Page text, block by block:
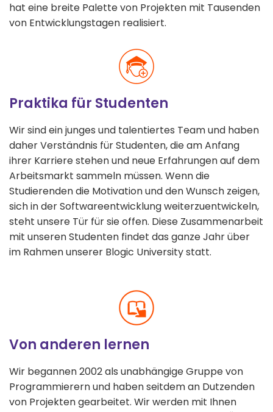
hat eine breite Palette von Projekten mit Tausenden
von Entwicklungstagen realisiert.
Praktika für Studenten
Wir sind ein junges und talentiertes Team und haben
daher Verständnis für Studenten, die am Anfang
ihrer Karriere stehen und neue Erfahrungen auf dem
Arbeitsmarkt sammeln müssen. Wenn die
Studierenden die Motivation und den Wunsch zeigen,
sich in der Softwareentwicklung weiterzuentwickeln,
steht unsere Tür für sie offen. Diese Zusammenarbeit
mit unseren Studenten findet das ganze Jahr über
im Rahmen unserer Blogic University statt.
Von anderen lernen
Wir begannen 2002 als unabhängige Gruppe von
Programmierern und haben seitdem an Dutzenden
von Projekten gearbeitet. Wir werden mit Ihnen